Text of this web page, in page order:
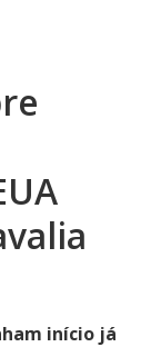
início já